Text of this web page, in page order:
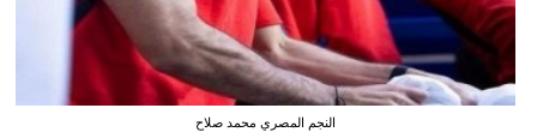
النجم المصري محمد صلاح